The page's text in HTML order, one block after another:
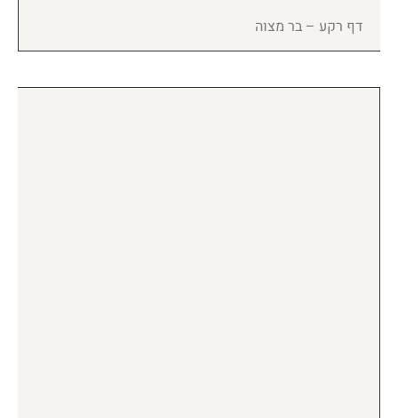
דף רקע – בר מצוה